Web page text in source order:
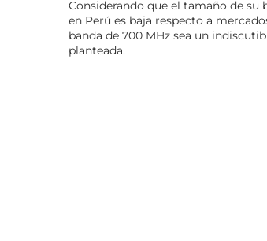
Considerando que el tamaño de su
en Perú es baja respecto a
banda de 700 MHz sea un
planteada.